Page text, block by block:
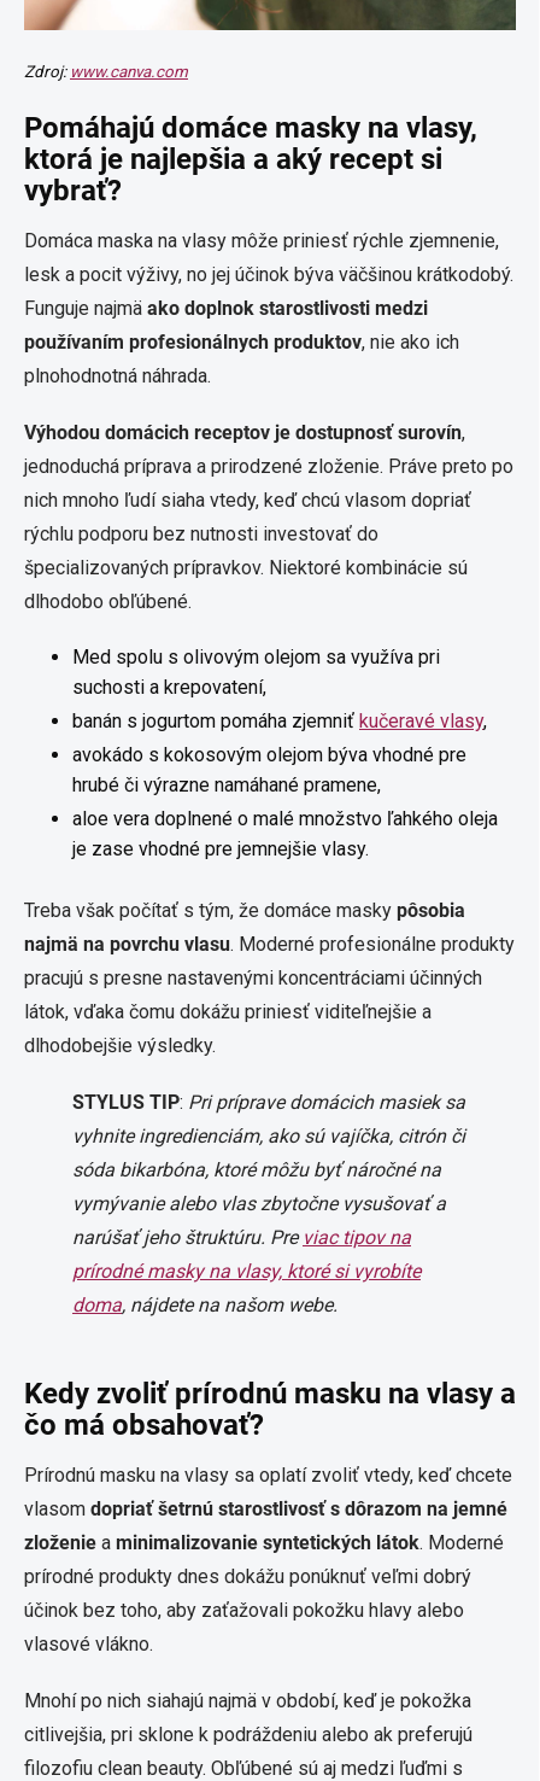
Zdroj: www.canva.com
Pomáhajú domáce masky na vlasy,
ktorá je najlepšia a aký recept si
vybrať?
Domáca maska na vlasy môže priniesť rýchle zjemnenie,
lesk a pocit výživy, no jej účinok býva väčšinou krátkodobý.
Funguje najmä ako doplnok starostlivosti medzi
používaním profesionálnych produktov, nie ako ich
plnohodnotná náhrada.
Výhodou domácich receptov je dostupnosť surovín,
jednoduchá príprava a prirodzené zloženie. Práve preto po
nich mnoho ľudí siaha vtedy, keď chcú vlasom dopriať
rýchlu podporu bez nutnosti investovať do
špecializovaných prípravkov. Niektoré kombinácie sú
dlhodobo obľúbené.
Med spolu s olivovým olejom sa využíva pri
suchosti a krepovatení,
banán s jogurtom pomáha zjemniť kučeravé vlasy,
avokádo s kokosovým olejom býva vhodné pre
hrubé či výrazne namáhané pramene,
aloe vera doplnené o malé množstvo ľahkého oleja
je zase vhodné pre jemnejšie vlasy.
Treba však počítať s tým, že domáce masky pôsobia
najmä na povrchu vlasu. Moderné profesionálne produkty
pracujú s presne nastavenými koncentráciami účinných
látok, vďaka čomu dokážu priniesť viditeľnejšie a
dlhodobejšie výsledky.
STYLUS TIP: Pri príprave domácich masiek sa
vyhnite ingredienciám, ako sú vajíčka, citrón či
sóda bikarbóna, ktoré môžu byť náročné na
vymývanie alebo vlas zbytočne vysušovať a
narúšať jeho štruktúru. Pre viac tipov na
prírodné masky na vlasy, ktoré si vyrobíte
doma, nájdete na našom webe.
Kedy zvoliť prírodnú masku na vlasy a
čo má obsahovať?
Prírodnú masku na vlasy sa oplatí zvoliť vtedy, keď chcete
vlasom dopriať šetrnú starostlivosť s dôrazom na jemné
zloženie a minimalizovanie syntetických látok. Moderné
prírodné produkty dnes dokážu ponúknuť veľmi dobrý
účinok bez toho, aby zaťažovali pokožku hlavy alebo
vlasové vlákno.
Mnohí po nich siahajú najmä v období, keď je pokožka
citlivejšia, pri sklone k podráždeniu alebo ak preferujú
filozofiu clean beauty. Obľúbené sú aj medzi ľuďmi s